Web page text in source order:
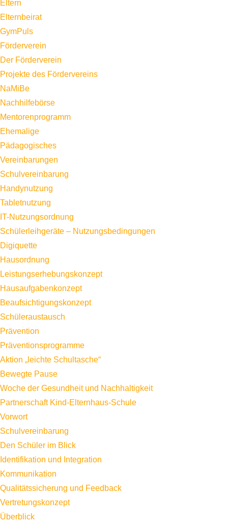
Eltern
Elternbeirat
GymPuls
Förderverein
Der Förderverein
Projekte des Fördervereins
NaMiBe
Nachhilfebörse
Mentorenprogramm
Ehemalige
Pädagogisches
Vereinbarungen
Schulvereinbarung
Handynutzung
Tabletnutzung
IT-Nutzungsordnung
Schülerleihgeräte – Nutzungsbedingungen
Digiquette
Hausordnung
Leistungserhebungskonzept
Hausaufgabenkonzept
Beaufsichtigungskonzept
Schüleraustausch
Prävention
Präventionsprogramme
Aktion „leichte Schultasche“
Bewegte Pause
Woche der Gesundheit und Nachhaltigkeit
Partnerschaft Kind-Elternhaus-Schule
Vorwort
Schulvereinbarung
Den Schüler im Blick
Identifikation und Integration
Kommunikation
Qualitätssicherung und Feedback
Vertretungskonzept
Überblick